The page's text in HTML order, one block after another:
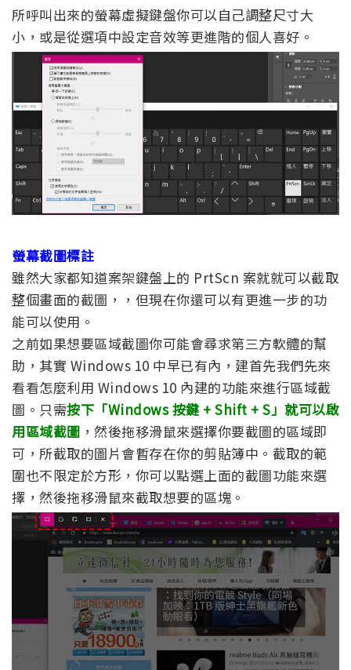
所呼叫出來的螢幕虛擬鍵盤你可以自己調整尺寸大
小，或是從選項中設定音效等更進階的個人喜好。
螢幕截圖標註
雖然大家都知道案架鍵盤上的 PrtScn 案就就可以截取
整個畫面的截圖，，但現在你還可以有更進一步的功
能可以使用。
之前如果想要區域截圖你可能會尋求第三方軟體的幫
助，其實 Windows 10 中早已有內，建首先我們先來
看看怎麼利用 Windows 10 內建的功能來進行區域截
圖。只需按下「Windows 按鍵 + Shift + S」就可以啟
用區域截圖 ，然後拖移滑鼠來選擇你要截圖的區域即
可，所截取的圖片會暫存在你的剪貼簿中。截取的範
圍也不限定於方形，你可以點選上面的截圖功能來選
擇，然後拖移滑鼠來截取想要的區塊。